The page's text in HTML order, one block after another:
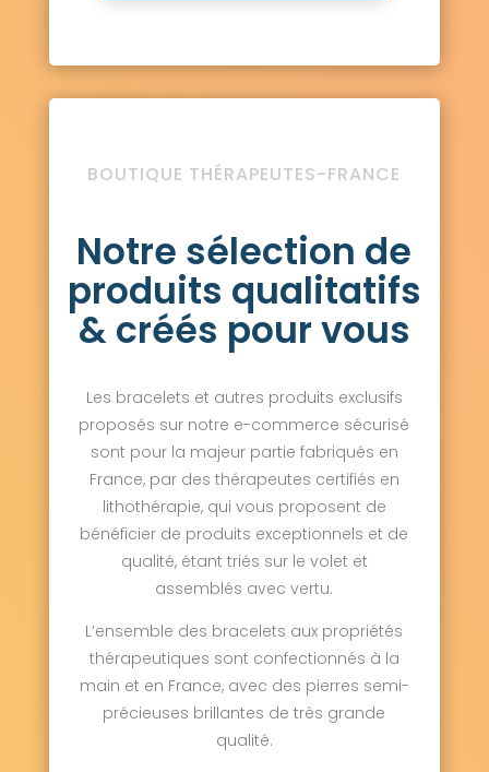
BOUTIQUE THÉRAPEUTES-FRANCE
Notre sélection de
produits qualitatifs
& créés pour vous
Les bracelets et autres produits exclusifs
proposés sur notre e-commerce sécurisé
sont pour la majeur partie fabriqués en
France, par des thérapeutes certifiés en
lithothérapie, qui vous proposent de
bénéficier de produits exceptionnels et de
qualité, étant triés sur le volet et
assemblés avec vertu.
L’ensemble des bracelets aux propriétés
thérapeutiques sont confectionnés à la
main et en France, avec des pierres semi-
précieuses brillantes de très grande
qualité.